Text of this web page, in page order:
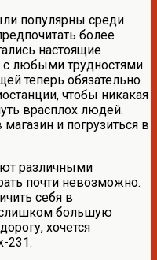
популярны среди
более
настоящие
с любыми трудностями
теперь обязательно
чтобы никакая
врасплох людей.
и погрузиться в
различными
почти невозможно.
себя в
слишком большую
хочется
231.